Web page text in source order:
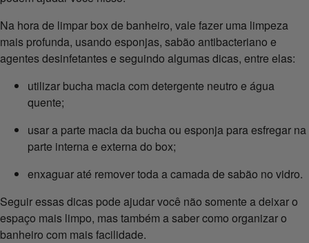
Na hora de limpar box de banheiro, vale fazer uma limpeza
mais profunda, usando esponjas, sabão antibacteriano e
agentes desinfetantes e seguindo algumas dicas, entre elas:
utilizar bucha macia com detergente neutro e água
quente;
usar a parte macia da bucha ou esponja para esfregar na
parte interna e externa do box;
enxaguar até remover toda a camada de sabão no vidro.
Seguir essas dicas pode ajudar você não somente a deixar o
espaço mais limpo, mas também a saber como organizar o
banheiro com mais facilidade.